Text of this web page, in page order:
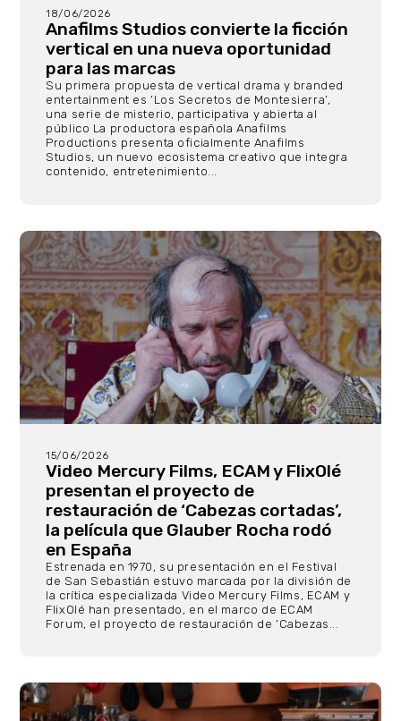
18/06/2026
Anafilms Studios convierte la ficción
vertical en una nueva oportunidad
para las marcas
Su primera propuesta de vertical drama y branded
entertainment es ‘Los Secretos de Montesierra’,
una serie de misterio, participativa y abierta al
público La productora española Anafilms
Productions presenta oficialmente Anafilms
Studios, un nuevo ecosistema creativo que integra
contenido, entretenimiento...
15/06/2026
Video Mercury Films, ECAM y FlixOlé
presentan el proyecto de
restauración de ‘Cabezas cortadas’,
la película que Glauber Rocha rodó
en España
Estrenada en 1970, su presentación en el Festival
de San Sebastián estuvo marcada por la división de
la crítica especializada Video Mercury Films, ECAM y
FlixOlé han presentado, en el marco de ECAM
Forum, el proyecto de restauración de ‘Cabezas...